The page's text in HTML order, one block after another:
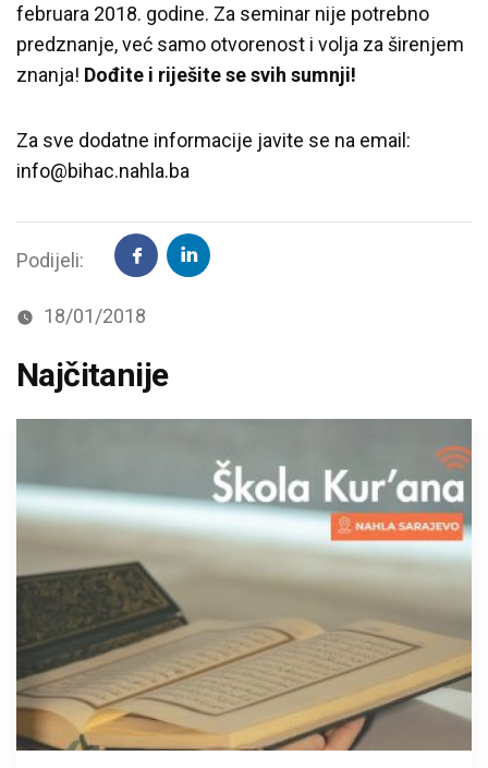
februara 2018. godine. Za seminar nije potrebno
predznanje, već samo otvorenost i volja za širenjem
znanja! Dođite i riješite se svih sumnji!
Za sve dodatne informacije javite se na email:
info@bihac.nahla.ba
Podijeli:
18/01/2018
Najčitanije